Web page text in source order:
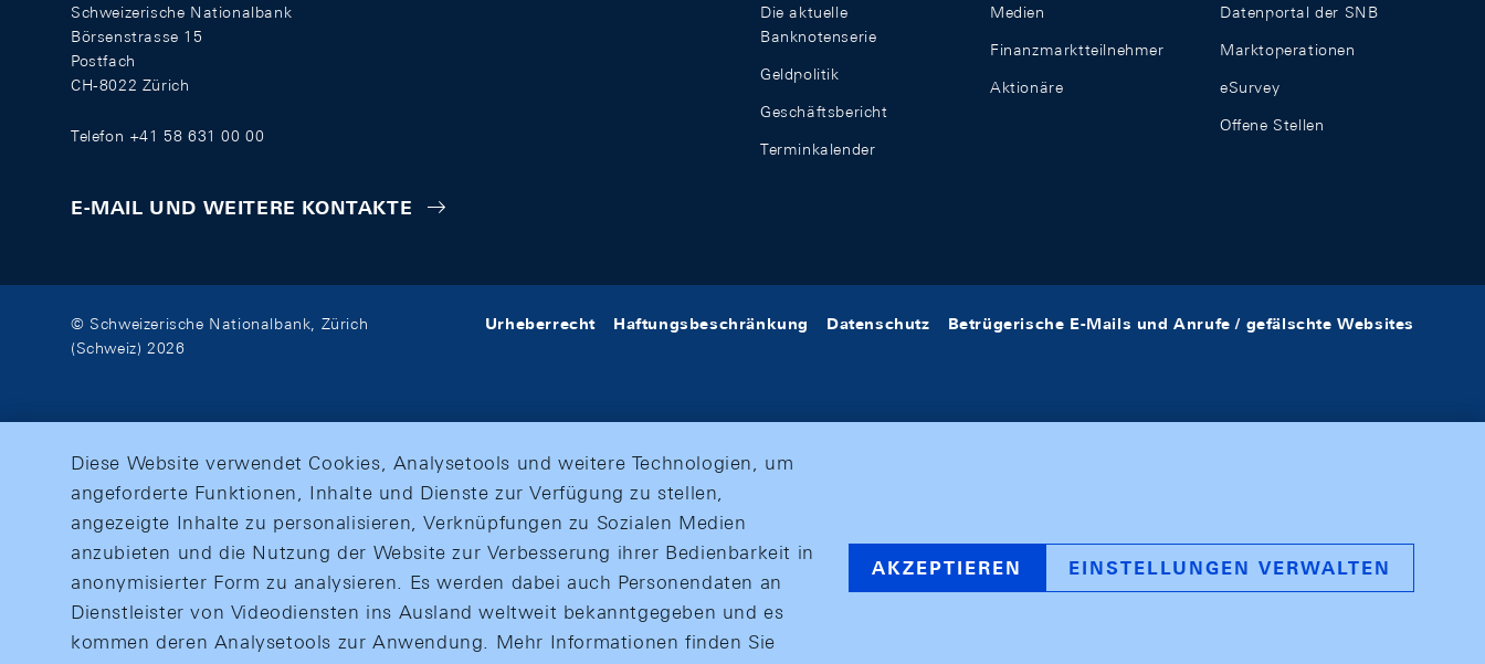
Schweizerische Nationalbank
Börsenstrasse 15
Postfach
CH-8022 Zürich
Telefon +41 58 631 00 00
E-MAIL UND WEITERE KONTAKTE
Die aktuelle
Banknotenserie
Geldpolitik
Geschäftsbericht
Terminkalender
Medien
Finanzmarktteilnehmer
Aktionäre
Datenportal der SNB
Marktoperationen
eSurvey
Offene Stellen
© Schweizerische Nationalbank, Zürich
(Schweiz) 2026
Urheberrecht Haftungsbeschränkung Datenschutz Betrügerische E-Mails und Anrufe / gefälschte Websites
Diese Website verwendet Cookies, Analysetools und weitere Technologien, um
angeforderte Funktionen, Inhalte und Dienste zur Verfügung zu stellen,
angezeigte Inhalte zu personalisieren, Verknüpfungen zu Sozialen Medien
anzubieten und die Nutzung der Website zur Verbesserung ihrer Bedienbarkeit in
anonymisierter Form zu analysieren. Es werden dabei auch Personendaten an
Dienstleister von Videodiensten ins Ausland weltweit bekanntgegeben und es
kommen deren Analysetools zur Anwendung. Mehr Informationen finden Sie
AKZEPTIEREN EINSTELLUNGEN VERWALTEN